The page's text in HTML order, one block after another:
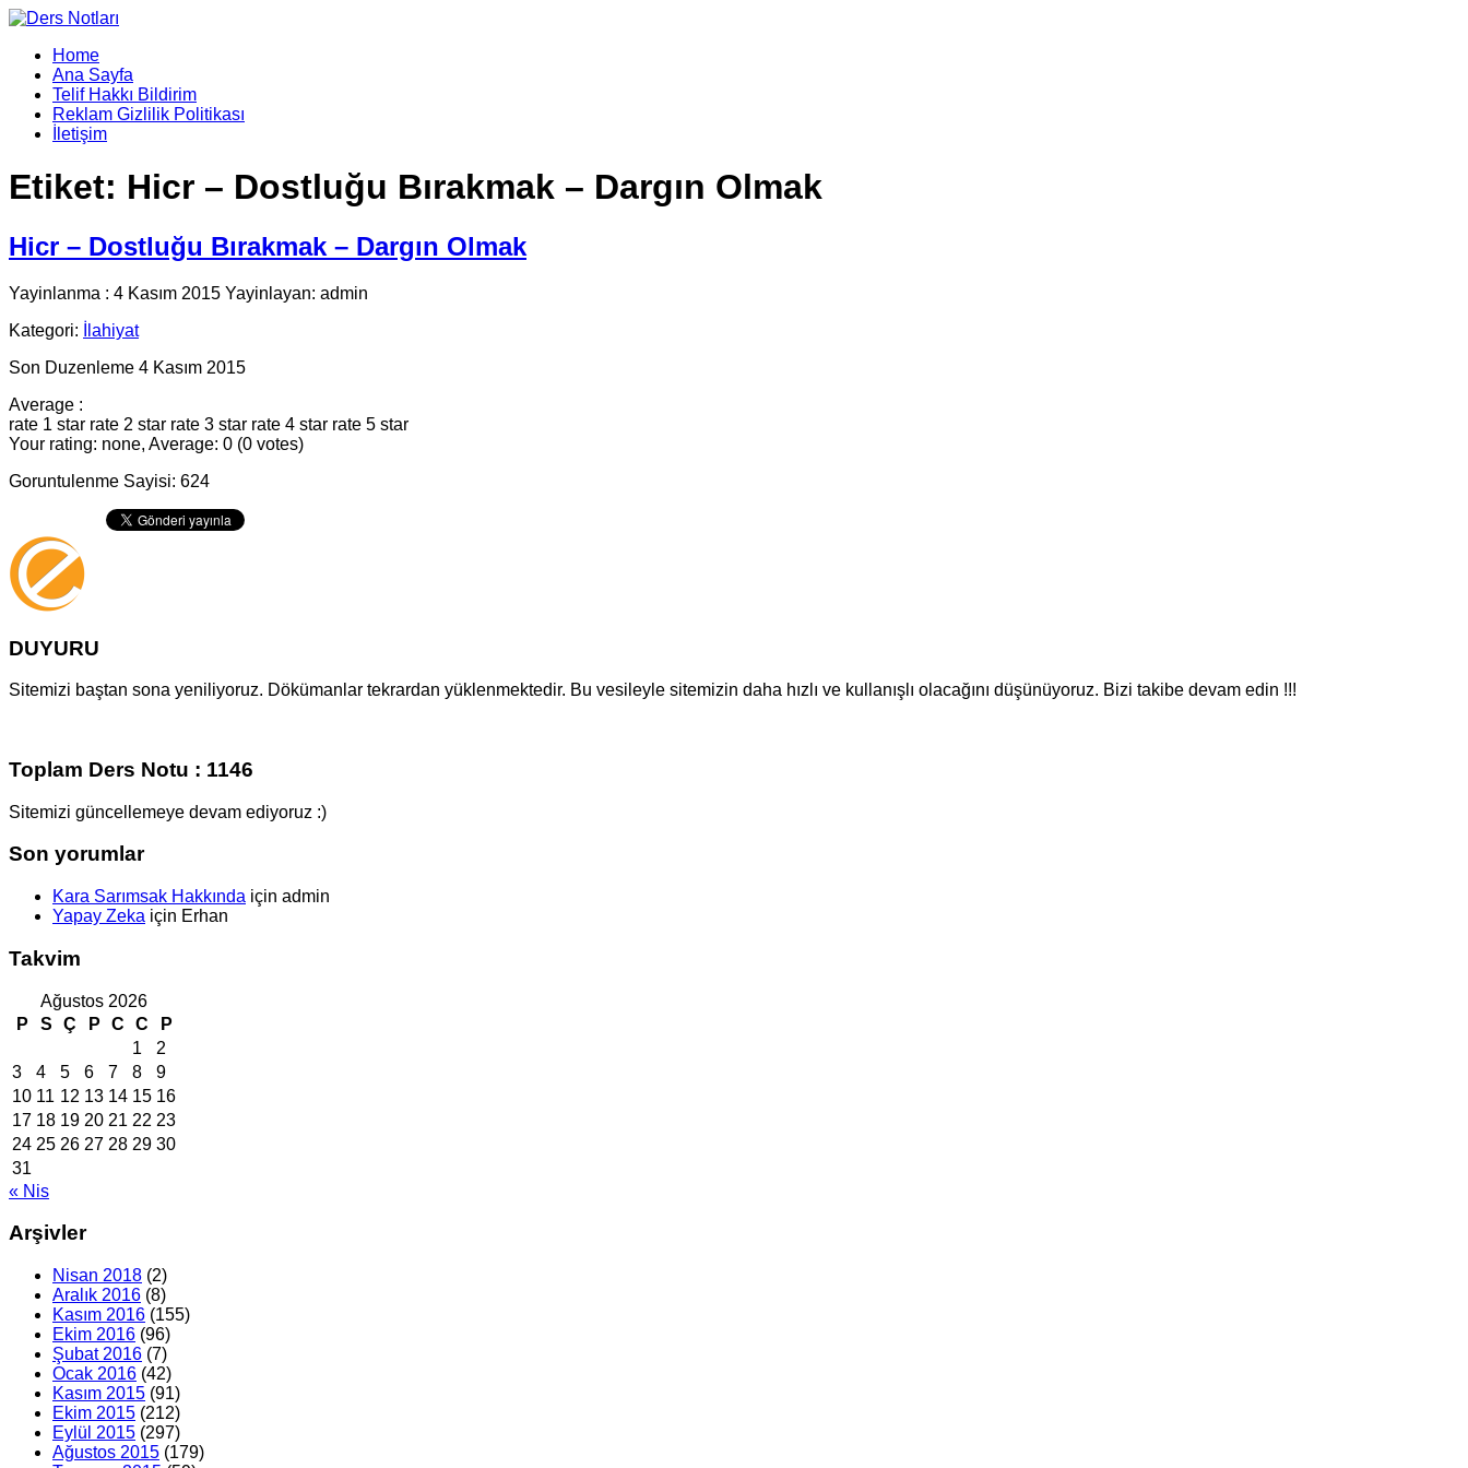
Home
Ana Sayfa
Telif Hakkı Bildirim
Reklam Gizlilik Politikası
İletişim
Etiket: Hicr – Dostluğu Bırakmak – Dargın Olmak
Hicr – Dostluğu Bırakmak – Dargın Olmak
Yayinlanma : 4 Kasım 2015 Yayinlayan: admin
Kategori:
İlahiyat
Son Duzenleme 4 Kasım 2015
Average :
rate 1 star rate 2 star rate 3 star rate 4 star rate 5 star
Your rating: none, Average: 0 (0 votes)
Goruntulenme Sayisi: 624
DUYURU
Sitemizi baştan sona yeniliyoruz. Dökümanlar tekrardan yüklenmektedir. Bu vesileyle sitemizin daha hızlı ve kullanışlı olacağını düşünüyoruz. Bizi takibe devam edin !!!
Toplam Ders Notu : 1146
Sitemizi güncellemeye devam ediyoruz :)
Son yorumlar
Kara Sarımsak Hakkında için admin
Yapay Zeka için Erhan
Takvim
Ağustos 2026
P
S Ç P C C
P
1
2
3
4 5 6 7 8
9
10 11 12 13 14 15 16
17 18 19 20 21 22 23
24 25 26 27 28 29 30
31
« Nis
Arşivler
Nisan 2018 (2)
Aralık 2016 (8)
Kasım 2016 (155)
Ekim 2016 (96)
Şubat 2016 (7)
Ocak 2016 (42)
Kasım 2015 (91)
Ekim 2015 (212)
Eylül 2015 (297)
Ağustos 2015 (179)